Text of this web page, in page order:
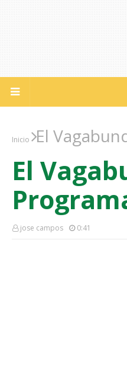
Inicio El
El
jose campos 0:41